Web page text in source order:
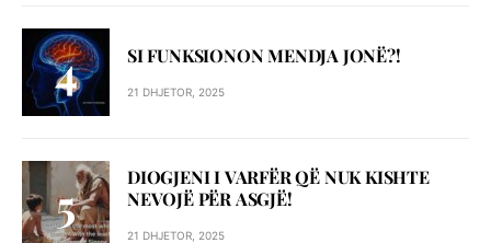
SI FUNKSIONON MENDJA JONË?!
21 DHJETOR, 2025
DIOGJENI I VARFËR QË NUK KISHTE
NEVOJË PËR ASGJË!
21 DHJETOR, 2025